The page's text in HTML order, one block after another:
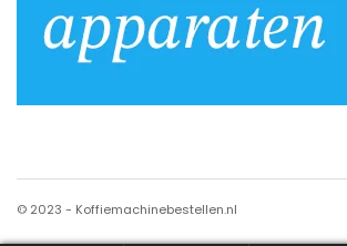
© 2023 - Koffiemachinebestellen.nl